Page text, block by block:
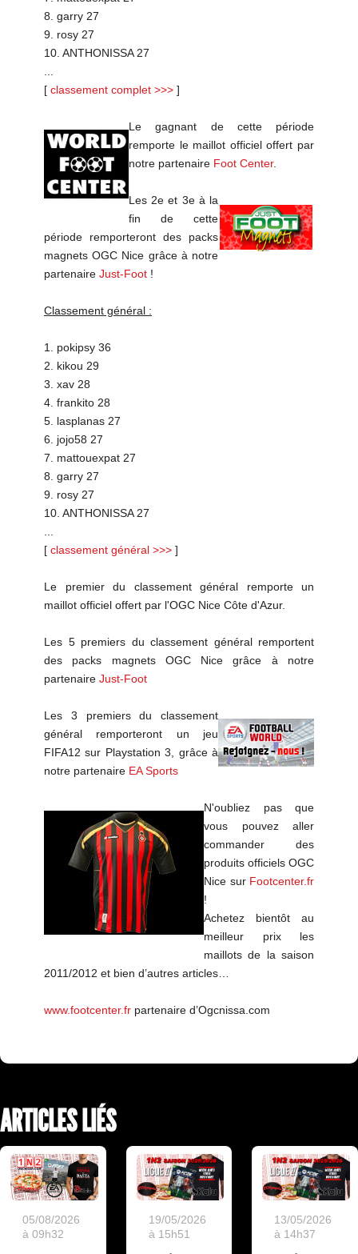
8. garry 27
9. rosy 27
10. ANTHONISSA 27
[ classement complet >>> ]
Le gagnant de cette période
remporte le maillot officiel offert par
notre partenaire Foot Center.
Les 2e et 3e à la
fin de cette
période remporteront des packs
magnets OGC Nice grâce à notre
partenaire Just-Foot !
Classement général :
1. pokipsy 36
2. kikou 29
3. xav 28
4. frankito 28
5. lasplanas 27
6. jojo58 27
7. mattouexpat 27
8. garry 27
9. rosy 27
10. ANTHONISSA 27
[ classement général >>> ]
Le premier du classement général remporte un
maillot officiel offert par l'OGC Nice Côte d'Azur.
Les 5 premiers du classement général remportent
des packs magnets OGC Nice grâce à notre
partenaire Just-Foot
Les 3 premiers du classement
général remporteront un jeu
FIFA12 sur Playstation 3, grâce à
notre partenaire EA Sports
N'oubliez pas que
vous pouvez aller
commander des
produits officiels OGC
Nice sur Footcenter.fr
!
Achetez bientôt au
meilleur prix les
maillots de la saison
2011/2012 et bien d’autres articles…
www.footcenter.fr partenaire d’Ogcnissa.com
ARTICLES LIÉS
05/08/2026
à 09h32
19/05/2026
à 15h51
13/05/2026
à 14h37